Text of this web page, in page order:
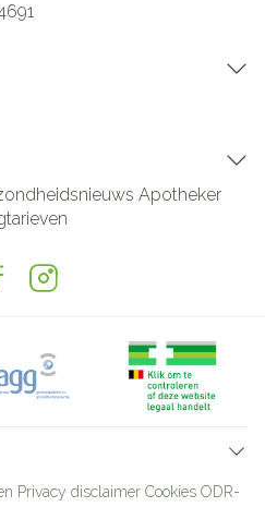
Apotheker
Privacy disclaimer Cookies ODR-